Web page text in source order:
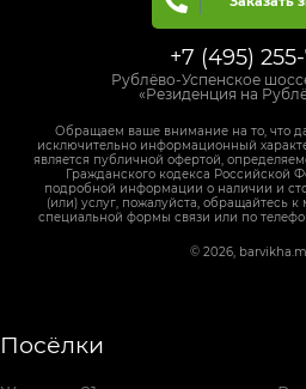
Посёлки
+7 (495)
Рублёво-Успенское
«Резиденция на
Обращаем ваше внимание на то, что
исключительно информационный
является публичной офертой,
Гражданского кодекса Российской
подробной информации о наличии и
(или) услуг, пожалуйста, обращайтесь
специальной формы связи или по
© 2026,